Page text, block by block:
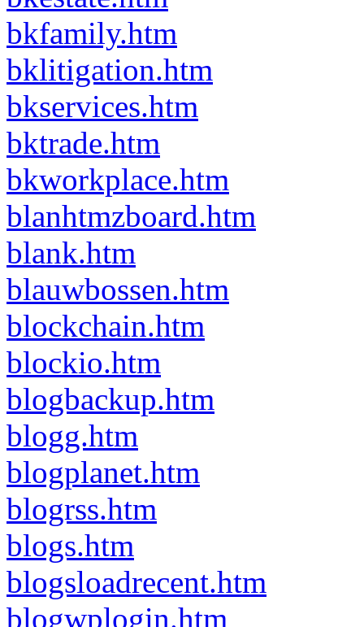
bkfamily.htm
bklitigation.htm
bkservices.htm
bktrade.htm
bkworkplace.htm
blanhtmzboard.htm
blank.htm
blauwbossen.htm
blockchain.htm
blockio.htm
blogbackup.htm
blogg.htm
blogplanet.htm
blogrss.htm
blogs.htm
blogsloadrecent.htm
blogwplogin.htm